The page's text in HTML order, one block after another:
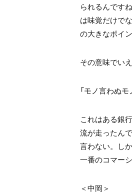
られるんです
は味覚だけで
の大きなポイ
その意味でい
「モノ言わぬ
これはある銀
流が走ったん
言わない。し
一番のコマー
＜中岡＞